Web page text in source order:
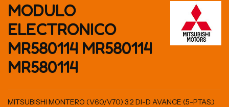
MODULO
ELECTRONICO
MR580114 MR580114
MR580114
MITSUBISHI MONTERO (V60/V70) 3.2 DI-D AVANCE (5-PTAS.)